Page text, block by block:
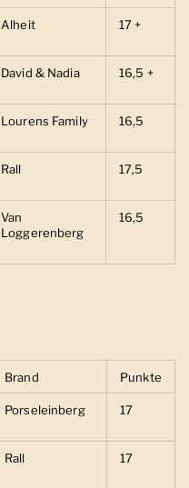
Alheit 17 +
David & Nadia 16,5 +
Lourens Family 16,5
Rall 17,5
Van
Loggerenberg
16,5
Brand Punkte
Porseleinberg 17
Rall 17